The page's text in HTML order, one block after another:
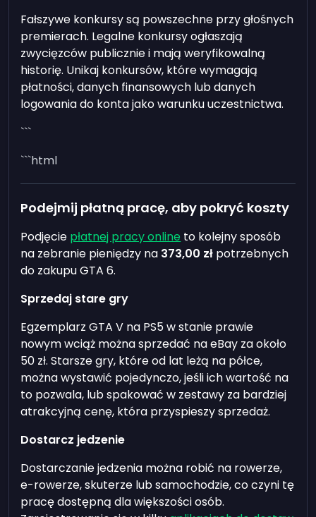
Fałszywe konkursy są powszechne przy głośnych
premierach. Legalne konkursy ogłaszają
zwycięzców publicznie i mają weryfikowalną
historię. Unikaj konkursów, które wymagają
płatności, danych finansowych lub danych
logowania do konta jako warunku uczestnictwa.
```
```html
Podejmij płatną pracę, aby pokryć koszty
Podjęcie płatnej pracy online to kolejny sposób
na zebranie pieniędzy na 373,00 zł potrzebnych
do zakupu GTA 6.
Sprzedaj stare gry
Egzemplarz GTA V na PS5 w stanie prawie
nowym wciąż można sprzedać na eBay za około
50 zł. Starsze gry, które od lat leżą na półce,
można wystawić pojedynczo, jeśli ich wartość na
to pozwala, lub spakować w zestawy za bardziej
atrakcyjną cenę, która przyspieszy sprzedaż.
Dostarcz jedzenie
Dostarczanie jedzenia można robić na rowerze,
e-rowerze, skuterze lub samochodzie, co czyni tę
pracę dostępną dla większości osób.